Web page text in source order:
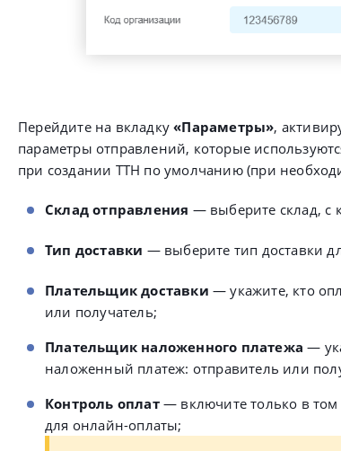
Перейдите на вкладку«Параметры»,
параметры отправлений, которые
при создании ТТН по умолчанию (при
Склад отправления — выберите склад, с
Тип доставки — выберите тип доставки
Плательщик доставки — укажите, кто
или получатель;
Плательщик наложенного платежа —
наложенный платеж: отправитель или
Контроль оплат — включите только в том
для онлайн-оплаты;